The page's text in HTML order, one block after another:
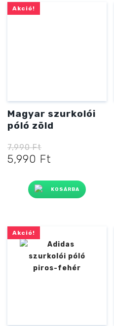
Akció!
Magyar szurkolói
póló zöld
7,990Ft
Original
was:
7,990 Ft
5,990 Ft
is:
5,990 Ft
KOSÁRBA
Akció!